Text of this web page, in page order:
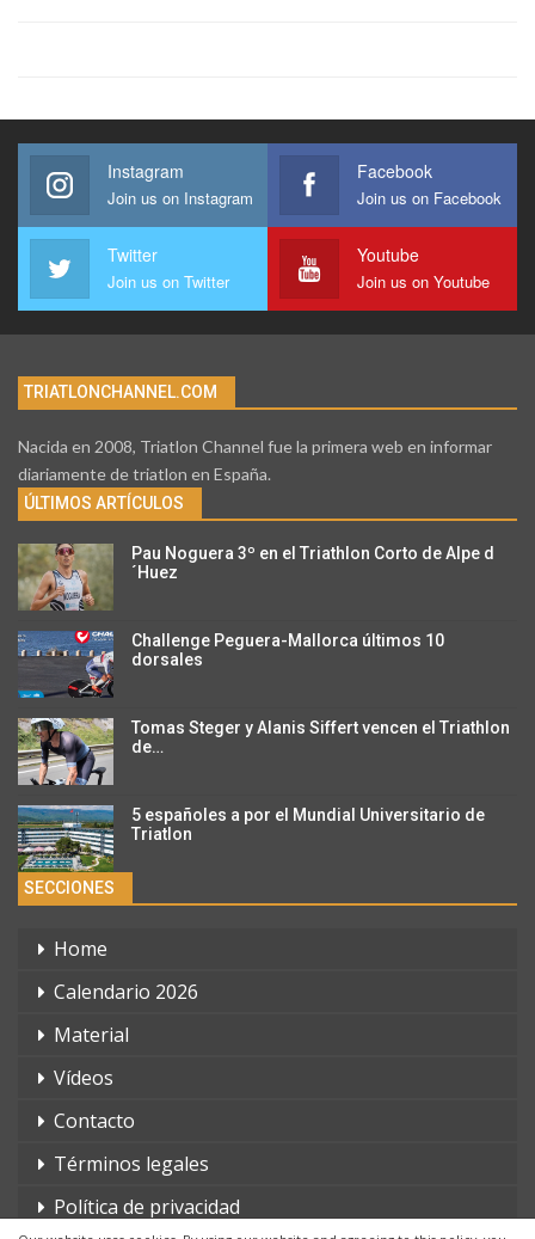
Instagram
Join us on Instagram
Facebook
Join us on Facebook
Twitter
Join us on Twitter
Youtube
Join us on Youtube
TRIATLONCHANNEL.COM
Nacida en 2008, Triatlon Channel fue la primera web en informar
diariamente de triatlon en España.
ÚLTIMOS ARTÍCULOS
Pau Noguera 3º en el Triathlon Corto de Alpe d
´Huez
Challenge Peguera-Mallorca últimos 10
dorsales
Tomas Steger y Alanis Siffert vencen el Triathlon
de…
5 españoles a por el Mundial Universitario de
Triatlon
SECCIONES
Home
Calendario 2026
Material
Vídeos
Contacto
Términos legales
Política de privacidad